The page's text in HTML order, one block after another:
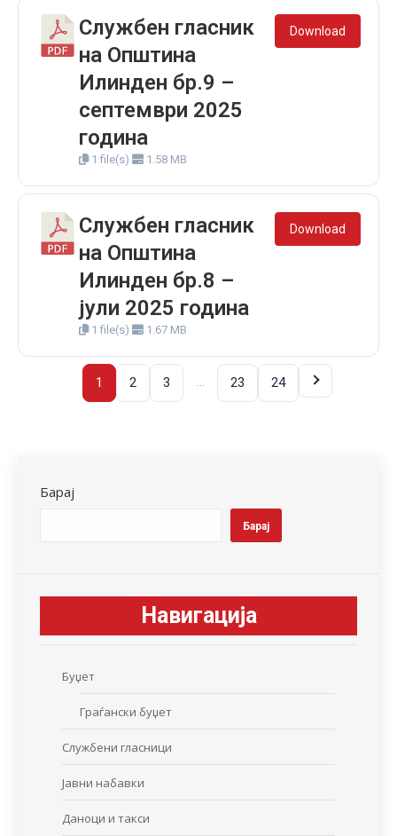
Службен гласник
на Општина
Илинден бр.9 –
септември 2025
година
1 file(s) 1.58 MB
Download
Службен гласник
на Општина
Илинден бр.8 –
јули 2025 година
1 file(s) 1.67 MB
Download
1 2 3 … 23 24
Барај
Барај
Навигација
Буџет
Граѓански буџет
Службени гласници
Јавни набавки
Даноци и такси